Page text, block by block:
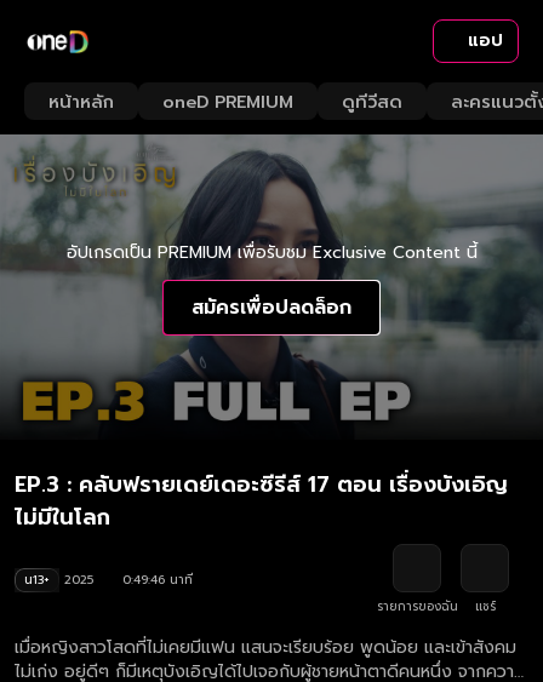
แอป
หน้าหลัก oneD PREMIUM ดูทีวีสด ละครแนวตั้
อัปเกรดเป็น PREMIUM เพื่อรับชม Exclusive Content นี้
สมัครเพื่อปลดล็อก
EP.3 : คลับฟรายเดย์เดอะซีรีส์ 17 ตอน เรื่องบังเอิญ
ไม่มีในโลก
น13+ 2025
0:49:46 นาที
รายการของฉัน
แชร์
เมื่อหญิงสาวโสดที่ไม่เคยมีแฟน แสนจะเรียบร้อย พูดน้อย และเข้าสังคม
ไม่เก่ง อยู่ดีๆ ก็มีเหตุบังเอิญได้ไปเจอกับผู้ชายหน้าตาดีคนหนึ่ง จากความ